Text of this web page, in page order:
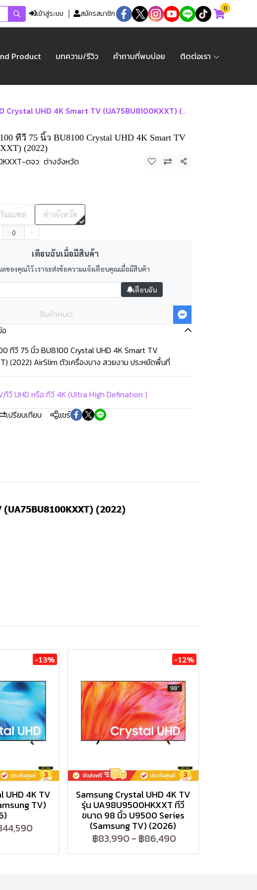
เข้าสู่ระบบ สมัครสมาชิก
0
Product บทความ/รีวิว คำถามที่พบบ่อย ติดต่อเรา
UHD 4K Smart TV (UA75BU8100KXXT) (2022)
ทีวี 75 นิ้ว BU8100 Crystal UHD 4K Smart TV
(2022)
ตจว ต่างจังหวัด แชร์
ริมณฑล ต่างจังหวัด
เตือนฉันเมื่อมีสินค้า
ลของคุณไว้ เราจะส่งข้อความแจ้งเตือนคุณเมื่อมีสินค้า
เตือนฉัน
สินค้าหมด
ทีวี 75 นิ้ว BU8100 Crystal UHD 4K Smart TV
(2022) AirSlim ตัวเครื่องบาง สวยงาม ประหยัดพื้นที่
,ทีวี UHD หรือ ทีวี 4K (Ultra High Defination )
เปรียบเทียบ แชร์
(2022)
-13%
UHD 4K TV
TV)
-12%
Samsung Crystal UHD 4K TV
รุ่น UA98U9500HKXXT ทีวี
ขนาด 98 นิ้ว U9500 Series
(Samsung TV) (2026)
฿83,990- ฿86,490